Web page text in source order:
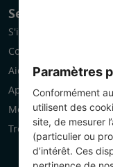
Paramètres
Conformément
utilisent des
site, de mesurer
(particulier ou
d’intérêt. Ces
Services Pro
S'inscrire
Comment ça marche
Aide
Application Mobile
Mon espace
Trouver des chantiers